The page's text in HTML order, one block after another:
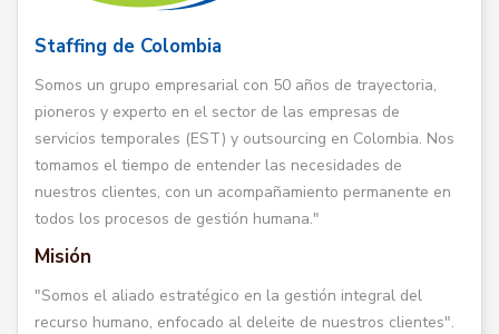
Staffing de Colombia
Somos un grupo empresarial con 50 años de trayectoria,
pioneros y experto en el sector de las empresas de
servicios temporales (EST) y outsourcing en Colombia. Nos
tomamos el tiempo de entender las necesidades de
nuestros clientes, con un acompañamiento permanente en
todos los procesos de gestión humana."
Misión
"Somos el aliado estratégico en la gestión integral del
recurso humano, enfocado al deleite de nuestros clientes".